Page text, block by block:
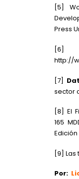
[5]
Press
[6]
http://
[7]
sector
[8] El
165
Edición
[9] Las
Por: